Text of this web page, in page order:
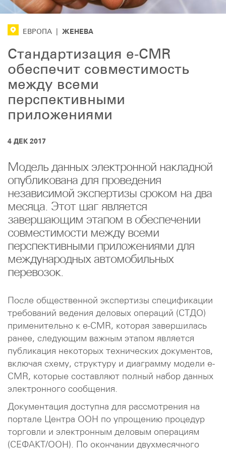
ЕВРОПА ЖЕНЕВА
Стандартизация e-CMR
обеспечит совместимость
между всеми
перспективными
приложениями
4 ДЕК 2017
Модель данных электронной накладной
опубликована для проведения
независимой экспертизы сроком на два
месяца. Этот шаг является
завершающим этапом в обеспечении
совместимости между всеми
перспективными приложениями для
международных автомобильных
перевозок.
После общественной экспертизы спецификации
требований ведения деловых операций (СТДО)
применительно к e-CMR, которая завершилась
ранее, следующим важным этапом является
публикация некоторых технических документов,
включая схему, структуру и диаграмму модели e-
CMR, которые составляют полный набор данных
электронного сообщения.
Документация доступна для рассмотрения на
портале Центра ООН по упрощению процедур
торговли и электронным деловым операциям
(СЕФАКТ/ООН). По окончании двухмесячного